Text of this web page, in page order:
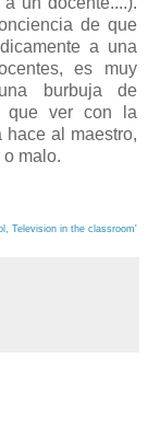
de que
a una
es muy
burbuja de
que ver con la
hace al maestro,
malo.
Television in the classroom'